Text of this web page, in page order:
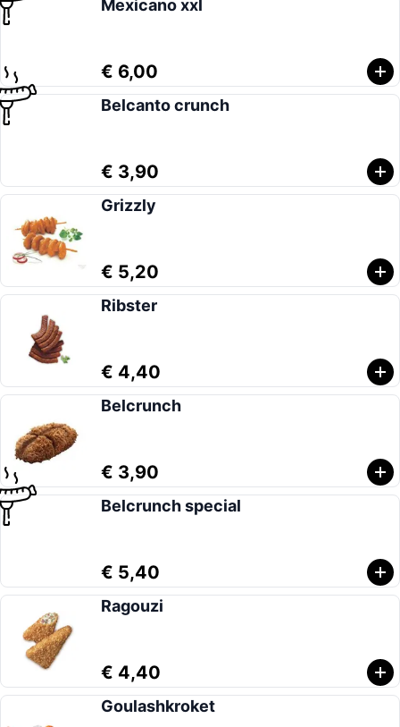
Mexicano xxl
€ 6,00
Belcanto crunch
€ 3,90
Grizzly
€ 5,20
Ribster
€ 4,40
Belcrunch
€ 3,90
Belcrunch special
€ 5,40
Ragouzi
€ 4,40
Goulashkroket